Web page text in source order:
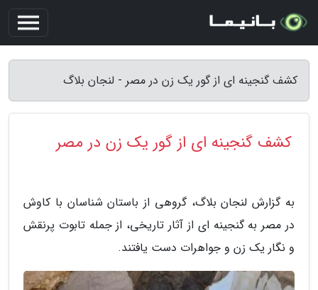
کشف گنجینه ای از گور یک زن در مصر - لنجان بلاگ
کشف گنجینه ای از گور یک زن در مصر
به گزارش لنجان بلاگ، گروهی از باستان شناسان با کاوش
در مصر به گنجینه ای از آثار تاریخی، از جمله تابوت پرنقش
و نگار یک زن و جواهرات دست یافتند.